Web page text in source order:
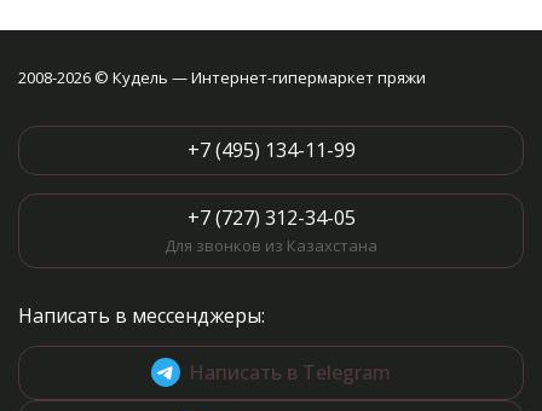
2008-2026 © Кудель — Интернет-гипермаркет пряжи
+7 (495) 134-11-99
+7 (727) 312-34-05
Для звонков из Казахстана
Написать в мессенджеры:
Написать в Telegram